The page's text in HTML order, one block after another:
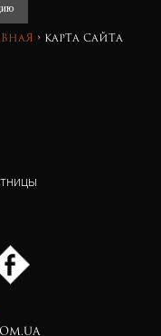
› Карта сайта